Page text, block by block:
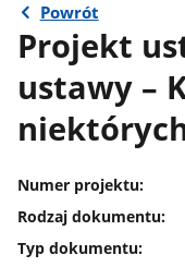
Powrót
Projekt
ustawy –
Numer projektu:
Rodzaj dokumentu:
Typ dokumentu: